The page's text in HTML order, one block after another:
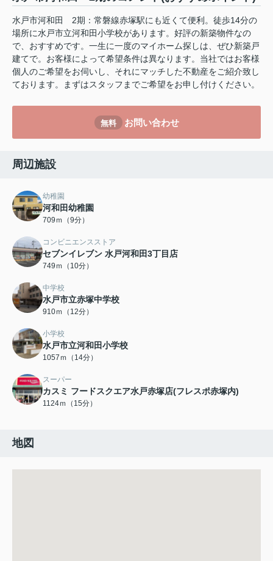
水戸市河和田 2期：常磐線赤塚駅にも近くて便利。徒歩14分の
場所に水戸市立河和田小学校があります。好評の新築物件なの
で、おすすめです。一生に一度のマイホーム探しは、ぜひ新築戸
建てで。お客様によって希望条件は異なります。当社ではお客様
個人のご希望をお伺いし、それにマッチした不動産をご紹介致し
ております。まずはスタッフまでご希望をお申し付けください。
無料 お問い合わせ
周辺施設
幼稚園
河和田幼稚園
709ｍ（9分）
コンビニエンスストア
セブンイレブン 水戸河和田3丁目店
749ｍ（10分）
中学校
水戸市立赤塚中学校
910ｍ（12分）
小学校
水戸市立河和田小学校
1057ｍ（14分）
スーパー
カスミ フードスクエア水戸赤塚店(フレスポ赤塚内)
1124ｍ（15分）
地図